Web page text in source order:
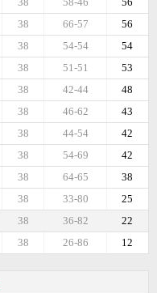
56
66-57
38
54
54-54
38
53
51-51
38
48
42-44
38
43
46-62
38
42
44-54
38
42
54-69
38
38
64-65
38
25
33-80
38
22
36-82
38
12
26-86
38